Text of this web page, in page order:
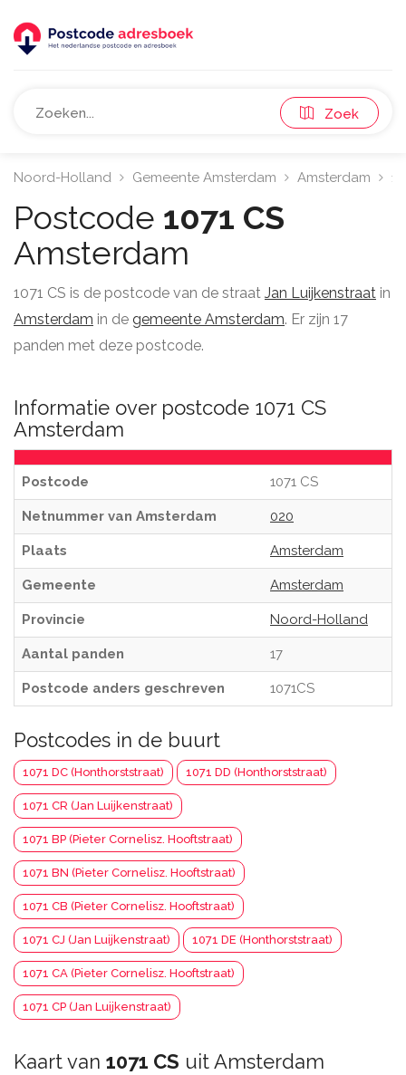
Zoek
Noord-Holland Gemeente Amsterdam Amsterdam
Postcode 1071 CS
Amsterdam
1071 CS is de postcode van de straat Jan Luijkenstraat in
Amsterdam in de gemeente Amsterdam. Er zijn 17
panden met deze postcode.
Informatie over postcode 1071 CS
Amsterdam
Postcode 1071 CS
Netnummer van Amsterdam 020
Plaats Amsterdam
Gemeente Amsterdam
Provincie Noord-Holland
Aantal panden 17
Postcode anders geschreven 1071CS
Postcodes in de buurt
1071 DC (Honthorststraat) 1071 DD (Honthorststraat)
1071 CR (Jan Luijkenstraat)
1071 BP (Pieter Cornelisz. Hooftstraat)
1071 BN (Pieter Cornelisz. Hooftstraat)
1071 CB (Pieter Cornelisz. Hooftstraat)
1071 CJ (Jan Luijkenstraat) 1071 DE (Honthorststraat)
1071 CA (Pieter Cornelisz. Hooftstraat)
1071 CP (Jan Luijkenstraat)
Kaart van 1071 CS uit Amsterdam